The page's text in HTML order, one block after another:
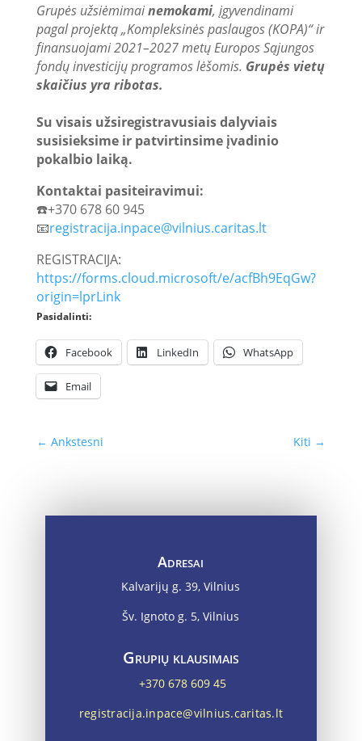
Grupės užsiėmimainemokami, įgyvendinami
pagal projektą „Kompleksinės paslaugos (KOPA)“ ir
finansuojami 2021–2027 metų Europos Sąjungos
fondų investicijų programos lėšomis. Grupės vietų
skaičius yra ribotas.
Su visais užsiregistravusiais dalyviais
susisieksime ir patvirtinsime įvadinio
pokalbio laiką.
Kontaktai pasiteiravimui:
☎️+370 678 60 945
📧registracija.inpace@vilnius.caritas.lt
REGISTRACIJA:
https://forms.cloud.microsoft/e/acfBh9EqGw?
origin=lprLink
Pasidalinti:
Facebook LinkedIn WhatsApp
Email
← Ankstesni Kiti →
Adresai
Kalvarijų g. 39, Vilnius
Šv. Ignoto g. 5, Vilnius
Grupių klausimais
+370 678 609 45
registracija.inpace@vilnius.caritas.lt